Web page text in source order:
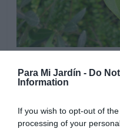
Para Mi Jardín - Do
Information
If you wish to opt-out of
processing of your
Prefiere suelo rico en
drenaje. Situación
climas con veranos